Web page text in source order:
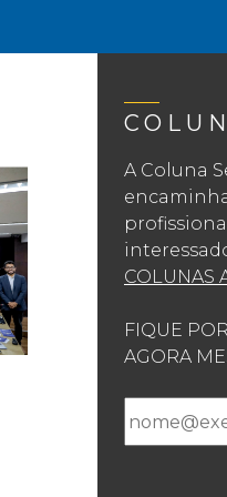
A Coluna
COLUNAS
FIQUE
AGORA